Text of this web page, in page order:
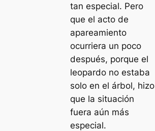
tan especial. Pero
que el acto de
apareamiento
ocurriera un poco
después, porque el
leopardo no estaba
solo en el árbol, hizo
que la situación
fuera aún más
especial.